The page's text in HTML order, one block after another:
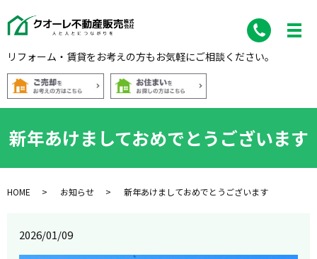
リフォーム・賃貸をお考えの方もお気軽にご相談ください。
新年あけましておめでとうございます
HOME お知らせ 新年あけましておめでとうございます
2026/01/09